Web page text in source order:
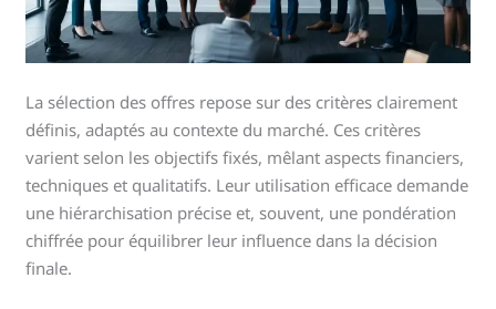
La sélection des offres repose sur des critères clairement
définis, adaptés au contexte du marché. Ces critères
varient selon les objectifs fixés, mêlant aspects financiers,
techniques et qualitatifs. Leur utilisation efficace demande
une hiérarchisation précise et, souvent, une pondération
chiffrée pour équilibrer leur influence dans la décision
finale.